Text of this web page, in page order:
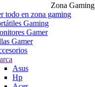
Zona Gaming
todo en zona gaming
Gaming
Gamer
Gamer
Asus
Hp